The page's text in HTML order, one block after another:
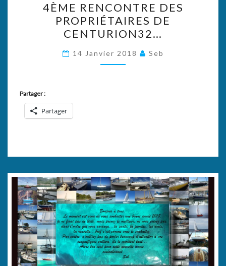
RENCONTRE
DES
PROPRIÉTAIRES
DE
CENTURION32…
4ÈME RENCONTRE DES
PROPRIÉTAIRES DE
CENTURION32…
14 Janvier 2018 Seb
Partager :
Partager